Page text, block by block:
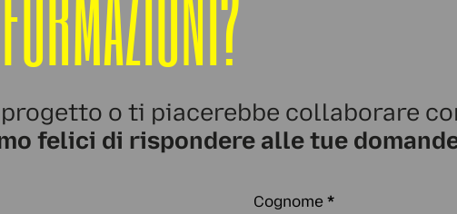
o ti piacerebbe collaborare
felici di rispondere alle tue
Cognome *